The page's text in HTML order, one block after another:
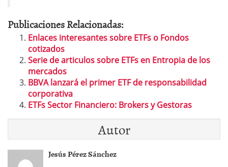
Publicaciones Relacionadas:
Enlaces interesantes sobre ETFs o Fondos
cotizados
Serie de articulos sobre ETFs en Entropia de los
mercados
BBVA lanzará el primer ETF de responsabilidad
corporativa
ETFs Sector Financiero: Brokers y Gestoras
Autor
Jesús Pérez Sánchez